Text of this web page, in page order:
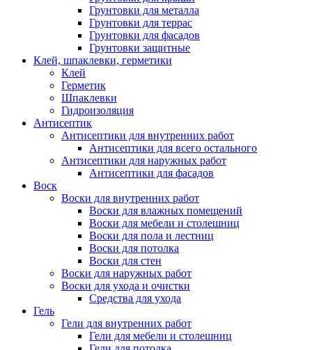
Грунтовки для металла
Грунтовки для террас
Грунтовки для фасадов
Грунтовки защитные
Клей, шпаклевки, герметики
Клей
Герметик
Шпаклевки
Гидроизоляция
Антисептик
Антисептики для внутренних работ
Антисептики для всего остального
Антисептики для наружных работ
Антисептики для фасадов
Воск
Воски для внутренних работ
Воски для влажных помещений
Воски для мебели и столешниц
Воски для пола и лестниц
Воски для потолка
Воски для стен
Воски для наружных работ
Воски для ухода и очистки
Средства для ухода
Гель
Гели для внутренних работ
Гели для мебели и столешниц